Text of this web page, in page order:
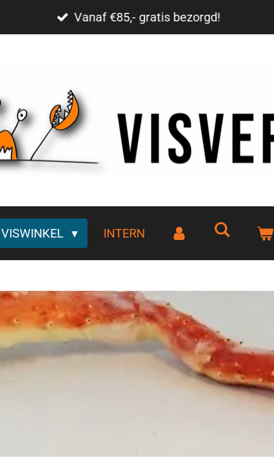
Vanaf €85,- gratis bezorgd!
VISWINKEL INTERN